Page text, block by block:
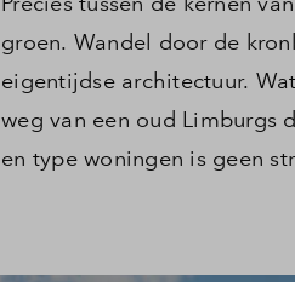
groen. Wandel door de
eigentijdse architectuur.
weg van een oud Limburgs
en type woningen is geen